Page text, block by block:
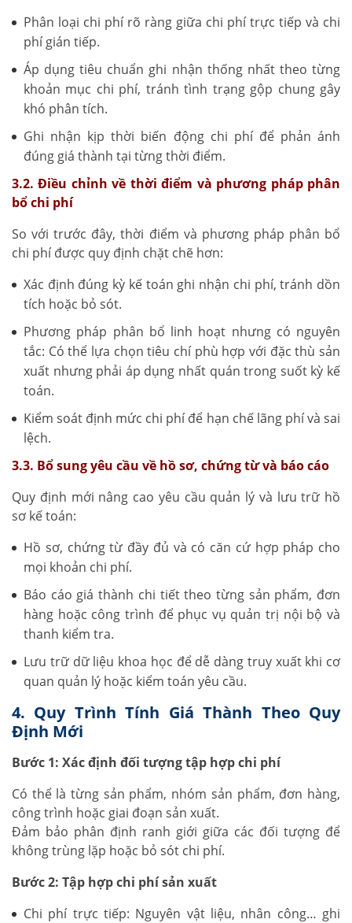
Phân loại chi phí rõ ràng giữa chi phí trực tiếp và chi
phí gián tiếp.
Áp dụng tiêu chuẩn ghi nhận thống nhất theo từng
khoản mục chi phí, tránh tình trạng gộp chung gây
khó phân tích.
Ghi nhận kịp thời biến động chi phí để phản ánh
đúng giá thành tại từng thời điểm.
3.2. Điều chỉnh về thời điểm và phương pháp phân
bổ chi phí
So với trước đây, thời điểm và phương pháp phân bổ
chi phí được quy định chặt chẽ hơn:
Xác định đúng kỳ kế toán ghi nhận chi phí, tránh dồn
tích hoặc bỏ sót.
Phương pháp phân bổ linh hoạt nhưng có nguyên
tắc: Có thể lựa chọn tiêu chí phù hợp với đặc thù sản
xuất nhưng phải áp dụng nhất quán trong suốt kỳ kế
toán.
Kiểm soát định mức chi phí để hạn chế lãng phí và sai
lệch.
3.3. Bổ sung yêu cầu về hồ sơ, chứng từ và báo cáo
Quy định mới nâng cao yêu cầu quản lý và lưu trữ hồ
sơ kế toán:
Hồ sơ, chứng từ đầy đủ và có căn cứ hợp pháp cho
mọi khoản chi phí.
Báo cáo giá thành chi tiết theo từng sản phẩm, đơn
hàng hoặc công trình để phục vụ quản trị nội bộ và
thanh kiểm tra.
Lưu trữ dữ liệu khoa học để dễ dàng truy xuất khi cơ
quan quản lý hoặc kiểm toán yêu cầu.
4. Quy Trình Tính Giá Thành Theo Quy
Định Mới
Bước 1: Xác định đối tượng tập hợp chi phí
Có thể là từng sản phẩm, nhóm sản phẩm, đơn hàng,
công trình hoặc giai đoạn sản xuất.
Đảm bảo phân định ranh giới giữa các đối tượng để
không trùng lặp hoặc bỏ sót chi phí.
Bước 2: Tập hợp chi phí sản xuất
Chi phí trực tiếp: Nguyên vật liệu, nhân công… ghi